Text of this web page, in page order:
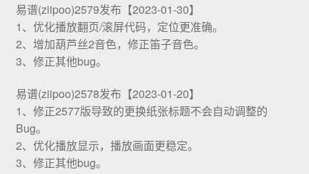
易谱(ziipoo)2579发布【2023-01-30】
1、优化播放翻页/滚屏代码，定位更准确。
2、增加葫芦丝2音色，修正笛子音色。
3、修正其他bug。
易谱(ziipoo)2578发布【2023-01-20】
1、修正2577版导致的更换纸张标题不会自动调整的
Bug。
2、优化播放显示，播放画面更稳定。
3、修正其他bug。